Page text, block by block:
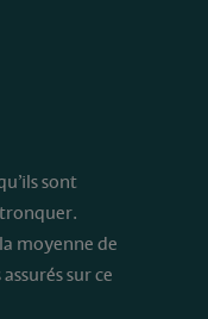
sont
moyenne de
sur ce